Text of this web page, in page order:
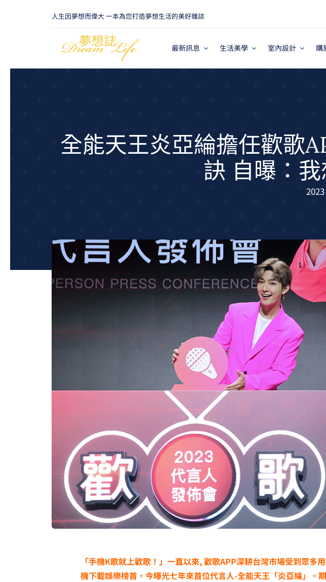
人生因夢想而偉大 一本為您打造夢想生活的美好雜誌
最新訊息 生活美學 室內設計 購
全能天王炎亞綸擔任歡歌
訣 自曝：
「手機K歌就上歡歌！」一直以來, 歡歌APP深耕台灣市場受到眾多
機下載娛樂榜首，今曝光七年來首位代言人-全能天王「炎亞綸」。